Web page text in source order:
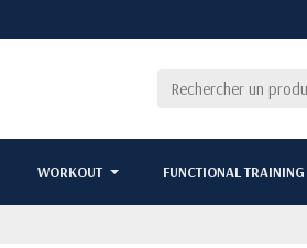
WORKOUT FUNCTIONAL TRAINING